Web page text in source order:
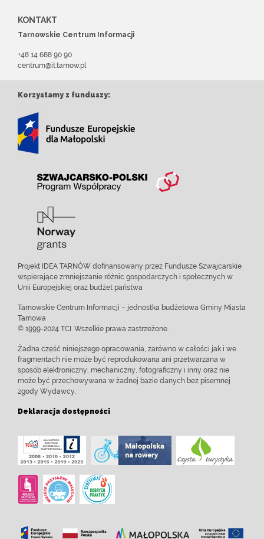
KONTAKT
Tarnowskie Centrum Informacji
+48 14 688 90 90
centrum@it.tarnow.pl
Korzystamy z funduszy:
Projekt IDEA TARNÓW dofinansowany przez Fundusze Szwajcarskie
wspierające zmniejszanie różnic gospodarczych i społecznych w
Unii Europejskiej oraz budżet państwa
Tarnowskie Centrum Informacji – jednostka budżetowa Gminy Miasta
Tarnowa
© 1999-2024 TCI. Wszelkie prawa zastrzeżone.
Żadna część niniejszego opracowania, zarówno w całości jak i we
fragmentach nie może być reprodukowana ani przetwarzana w
sposób elektroniczny, mechaniczny, fotograficzny i inny oraz nie
może być przechowywana w żadnej bazie danych bez pisemnej
zgody Wydawcy.
Deklaracja dostępności